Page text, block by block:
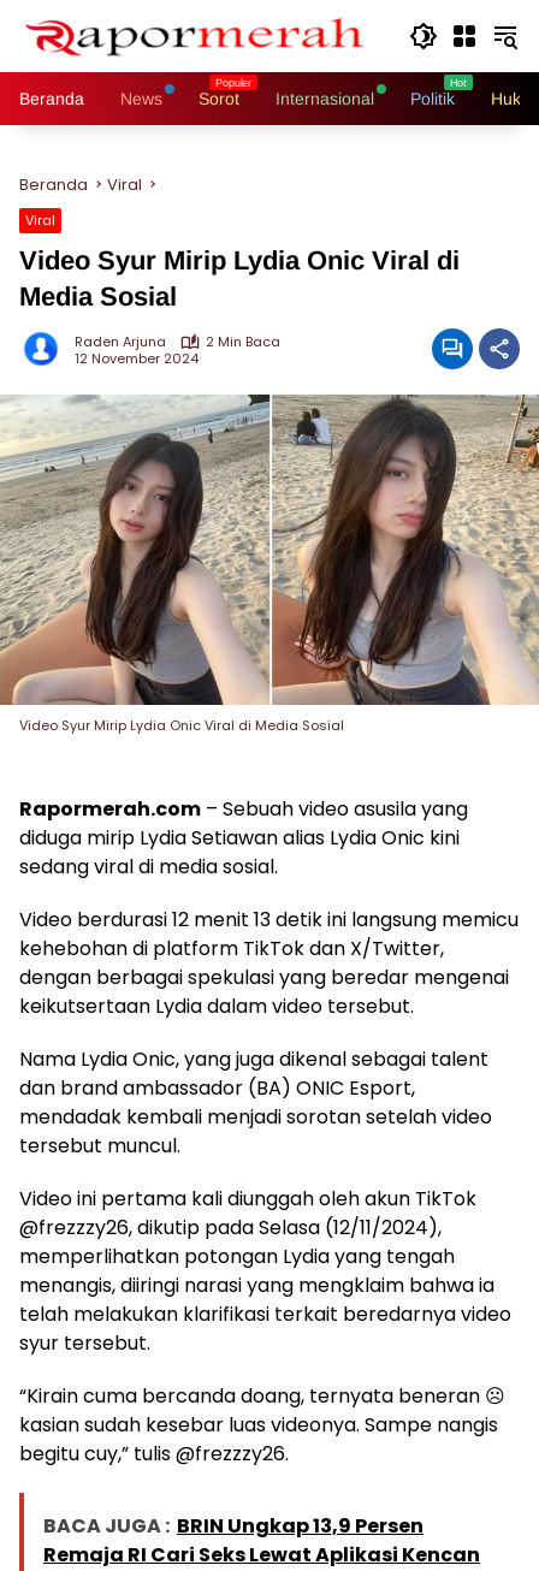
Beranda News Sorot Internasional Politik
Beranda Viral
Viral
Video Syur Mirip Lydia Onic Viral di
Media Sosial
Raden Arjuna
2 Min Baca
12 November 2024
Video Syur Mirip Lydia Onic Viral di Media Sosial
Rapormerah.com – Sebuah video asusila yang
diduga mirip Lydia Setiawan alias Lydia Onic kini
sedang viral di media sosial.
Video berdurasi 12 menit 13 detik ini langsung memicu
kehebohan di platform TikTok dan X/Twitter,
dengan berbagai spekulasi yang beredar mengenai
keikutsertaan Lydia dalam video tersebut.
Nama Lydia Onic, yang juga dikenal sebagai talent
dan brand ambassador (BA) ONIC Esport,
mendadak kembali menjadi sorotan setelah video
tersebut muncul.
Video ini pertama kali diunggah oleh akun TikTok
@frezzzy26, dikutip pada Selasa (12/11/2024),
memperlihatkan potongan Lydia yang tengah
menangis, diiringi narasi yang mengklaim bahwa ia
telah melakukan klarifikasi terkait beredarnya video
syur tersebut.
“Kirain cuma bercanda doang, ternyata beneran ☹
kasian sudah kesebar luas videonya. Sampe nangis
begitu cuy,” tulis @frezzzy26.
BACA JUGA : BRIN Ungkap 13,9 Persen
Remaja RI Cari Seks Lewat Aplikasi Kencan